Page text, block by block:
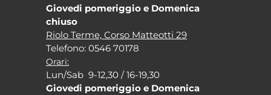
Giovedi pomeriggio e Domenica
chiuso
Riolo Terme, Corso Matteotti 29
Telefono: 0546 70178
Orari:
Lun/Sab 9-12,30 / 16-19,30
Giovedi pomeriggio e Domenica